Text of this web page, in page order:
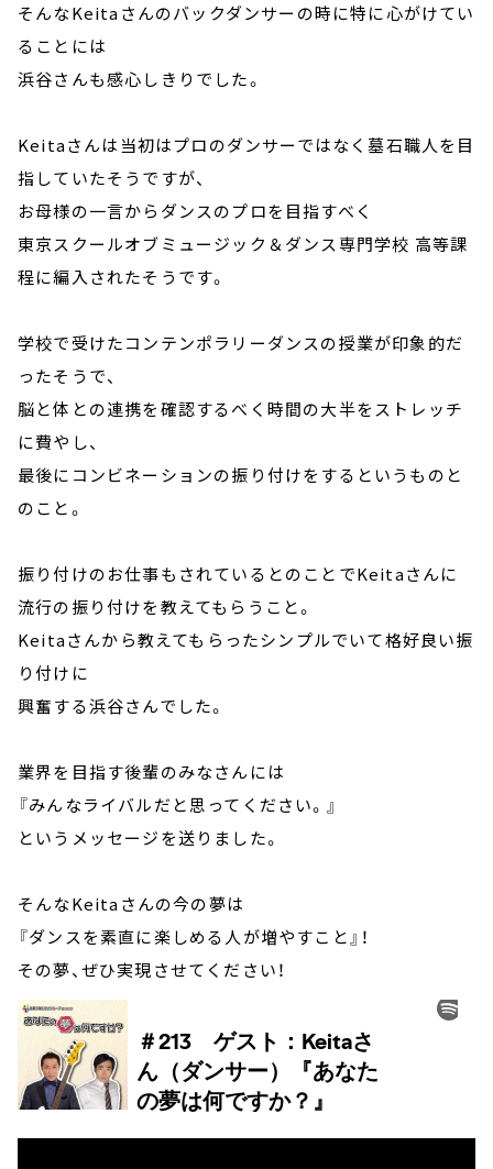
そんなKeitaさんのバックダンサーの時に特に心がけてい
ることには
浜谷さんも感心しきりでした。
Keitaさんは当初はプロのダンサーではなく墓石職人を目
指していたそうですが、
お母様の一言からダンスのプロを目指すべく
東京スクールオブミュージック＆ダンス専門学校 高等課
程に編入されたそうです。
学校で受けたコンテンポラリーダンスの授業が印象的だ
ったそうで、
脳と体との連携を確認するべく時間の大半をストレッチ
に費やし、
最後にコンビネーションの振り付けをするというものと
のこと。
振り付けのお仕事もされているとのことでKeitaさんに
流行の振り付けを教えてもらうこと。
Keitaさんから教えてもらったシンプルでいて格好良い振
り付けに
興奮する浜谷さんでした。
業界を目指す後輩のみなさんには
『みんなライバルだと思ってください。』
というメッセージを送りました。
そんなKeitaさんの今の夢は
『ダンスを素直に楽しめる人が増やすこと』！
その夢、ぜひ実現させてください！